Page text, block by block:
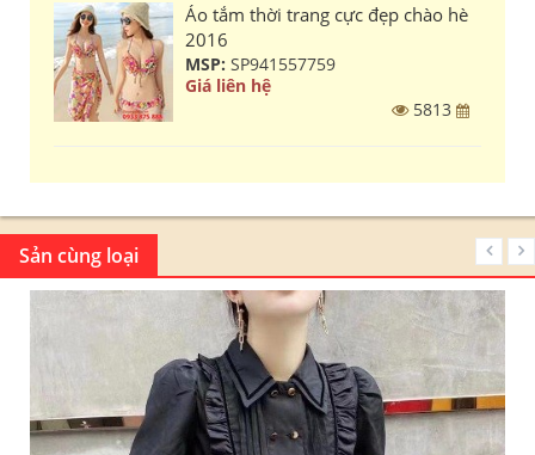
Áo tắm thời trang cực đẹp chào hè
2016
MSP: SP941557759
Giá liên hệ
5813
Sản cùng loại